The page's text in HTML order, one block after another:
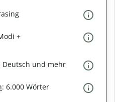
+
Deutsch und mehr
: 6.000 Wörter